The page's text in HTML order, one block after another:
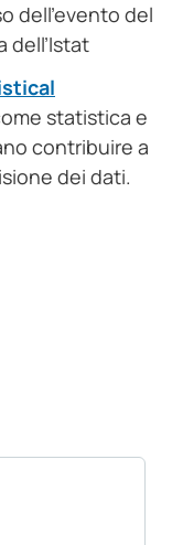
dell’evento del
dell’Istat
statistica e
contribuire a
dei dati.